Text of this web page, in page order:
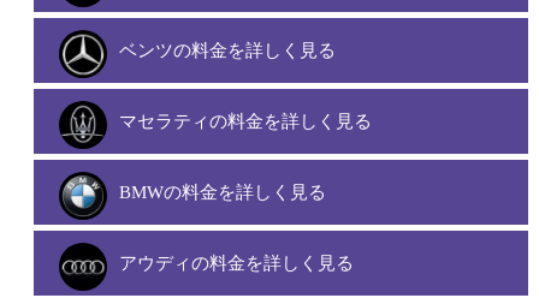
ベンツの料金を詳しく見る
マセラティの料金を詳しく見る
BMWの料金を詳しく見る
アウディの料金を詳しく見る